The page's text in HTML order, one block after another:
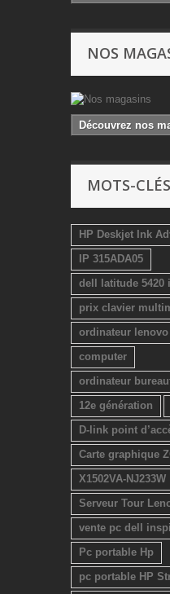
NOS
Découvrez nos
MOTS-CLÉS
HP Deskjet Ink
IP 315ADA05
dell latitude 5420
prix clavier
ordinateur
computer
ordinateur
12e génération
D-link point
Carte graphique
X1502VA-NJ233W
Serveur Tour
vente pc dell
Pc portable Hp
pc portable HP